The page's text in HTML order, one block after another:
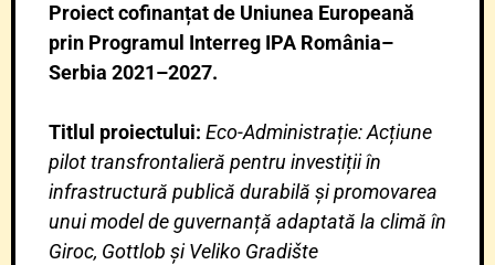
Proiect cofinanțat de Uniunea Europeană
prin Programul Interreg IPA România–
Serbia 2021–2027.
Titlul proiectului: Eco-Administrație: Acțiune
pilot transfrontalieră pentru investiții în
infrastructură publică durabilă și promovarea
unui model de guvernanță adaptată la climă în
Giroc, Gottlob și Veliko Gradište